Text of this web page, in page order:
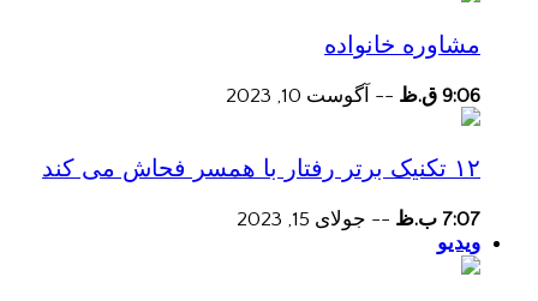
مشاوره خانواده
9:06 ق.ظ -- آگوست 10, 2023
۱۲ تکنیک برتر رفتار با همسر فحاش می کند
7:07 ب.ظ -- جولای 15, 2023
ویدیو